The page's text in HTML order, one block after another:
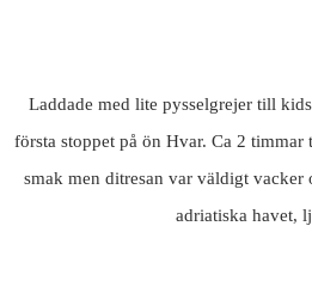
Laddade med lite pysselgrejer till
första stoppet på ön Hvar. Ca 2
smak men ditresan var väldigt vacker
adriatiska havet,